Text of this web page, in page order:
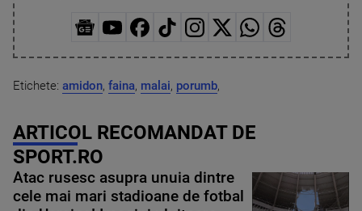
Etichete: amidon, faina, malai, porumb,
ARTICOL RECOMANDAT DE
SPORT.RO
Atac rusesc asupra unuia dintre
cele mai mari stadioane de fotbal